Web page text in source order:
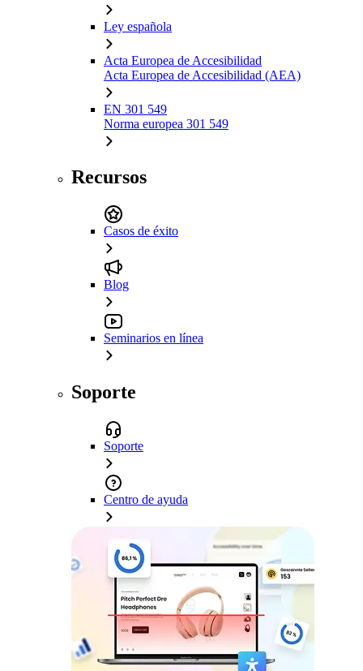
Ley española
Acta Europea de Accesibilidad
Acta Europea de Accesibilidad (AEA)
EN 301 549
Norma europea 301 549
Recursos
Casos de éxito
Blog
Seminarios en línea
Soporte
Soporte
Centro de ayuda